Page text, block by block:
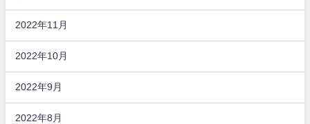
2022年11月
2022年10月
2022年9月
2022年8月